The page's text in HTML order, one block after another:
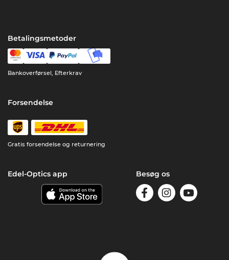
Betalingsmetoder
Bankoverførsel, Efterkrav
Forsendelse
Gratis forsendelse og returnering
Edel-Optics app Besøg os